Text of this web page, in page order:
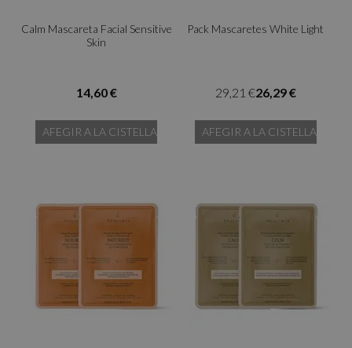
Calm Mascareta Facial Sensitive
Skin
14,60 €
AFEGIR A LA CISTELLA
Pack Mascaretes White Light
26,29 €
29,21 €
AFEGIR A LA CISTELLA